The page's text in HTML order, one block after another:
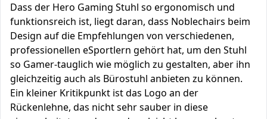
Dass der Hero Gaming Stuhl so ergonomisch und
funktionsreich ist, liegt daran, dass Noblechairs beim
Design auf die Empfehlungen von verschiedenen,
professionellen eSportlern gehört hat, um den Stuhl
so Gamer-tauglich wie möglich zu gestalten, aber ihn
gleichzeitig auch als Bürostuhl anbieten zu können.
Ein kleiner Kritikpunkt ist das Logo an der
Rückenlehne, das nicht sehr sauber in diese